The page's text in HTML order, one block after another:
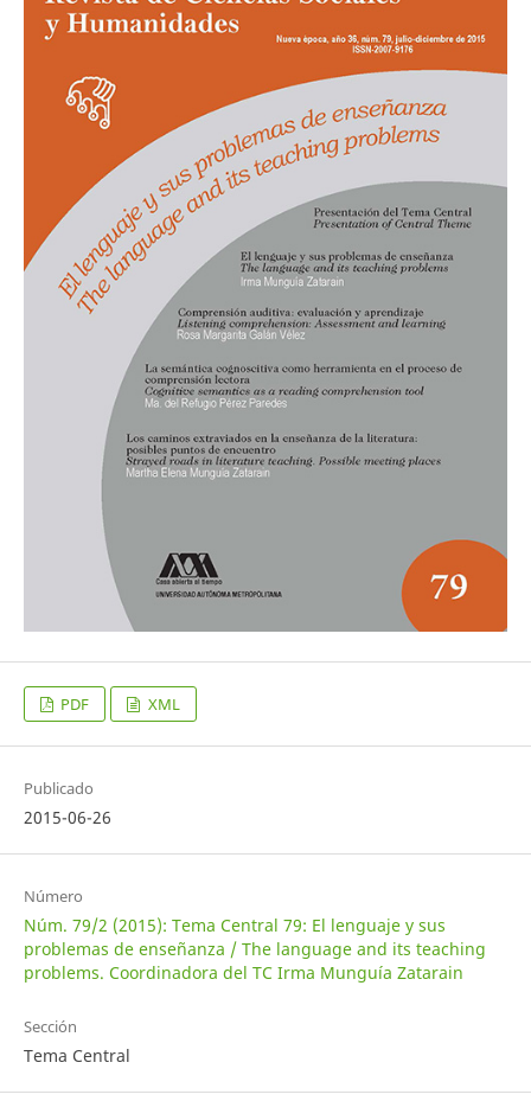
PDF XML
Publicado
2015-06-26
Número
Núm. 79/2 (2015): Tema Central 79: El lenguaje y sus
problemas de enseñanza / The language and its teaching
problems. Coordinadora del TC Irma Munguía Zatarain
Sección
Tema Central